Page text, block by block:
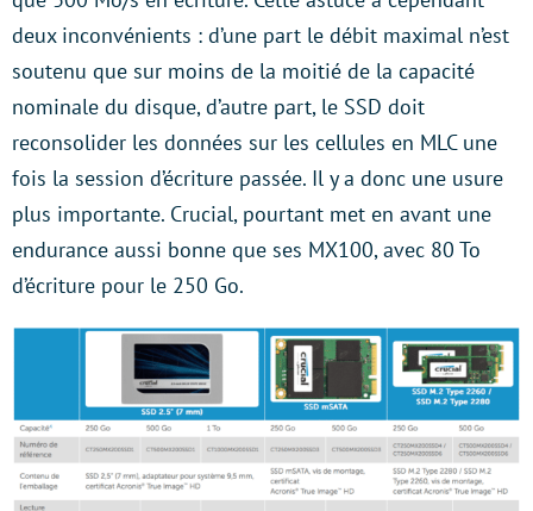
deux inconvénients : d’une part le débit maximal n’est
soutenu que sur moins de la moitié de la capacité
nominale du disque, d’autre part, le SSD doit
reconsolider les données sur les cellules en MLC une
fois la session d’écriture passée. Il y a donc une usure
plus importante. Crucial, pourtant met en avant une
endurance aussi bonne que ses MX100, avec 80 To
d’écriture pour le 250 Go.